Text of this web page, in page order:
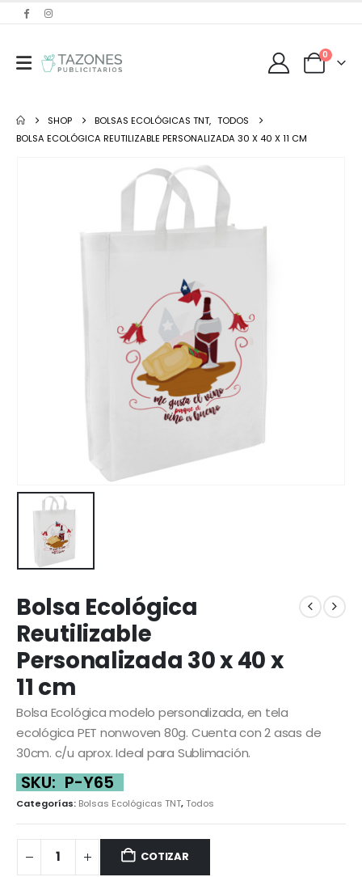
0
SHOP BOLSAS ECOLÓGICAS TNT, TODOS
BOLSA ECOLÓGICA REUTILIZABLE PERSONALIZADA 30 X 40 X 11 CM
Bolsa Ecológica
Reutilizable
Personalizada 30 x 40 x
11 cm
Bolsa Ecológica modelo personalizada, en tela
ecológica PET nonwoven 80g. Cuenta con 2 asas de
30cm. c/u aprox. Ideal para Sublimación.
SKU: P-Y65
Categorías: Bolsas Ecológicas TNT,Todos
COTIZAR